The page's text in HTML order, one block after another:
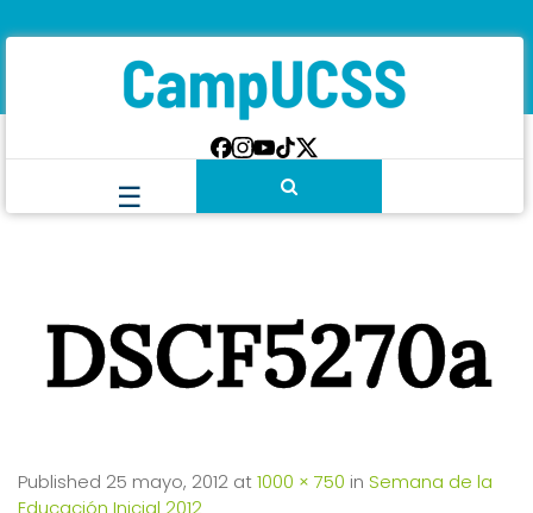
DSCF5270a
Published 25 mayo, 2012 at1000 × 750 in Semana de la
Educación Inicial 2012